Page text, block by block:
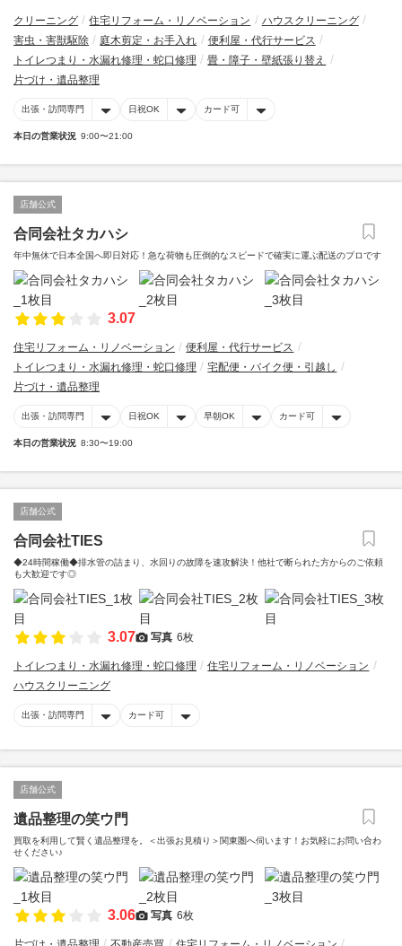
クリーニング 住宅リフォーム・リノベーション
ハウスクリーニング
害虫・害獣駆除
庭木剪定・お手入れ
便利屋・代行サービス
トイレつまり・水漏れ修理・蛇口修理
畳・障子・壁紙張り替え
片づけ・遺品整理
出張・訪問専門 日祝OK カード可
本日の営業状況 9:00〜21:00
店舗公式
合同会社タカハシ
年中無休で日本全国へ即日対応！急な荷物も圧倒的なスピードで確実に運ぶ配送のプロです
3.07
住宅リフォーム・リノベーション
便利屋・代行サービス
トイレつまり・水漏れ修理・蛇口修理
宅配便・バイク便・引越し
片づけ・遺品整理
出張・訪問専門 日祝OK 早朝OK カード可
本日の営業状況 8:30〜19:00
店舗公式
合同会社TIES
◆24時間稼働◆排水管の詰まり、水回りの故障を速攻解決！他社で断られた方からのご依頼
も大歓迎です◎
3.07 写真 6枚
トイレつまり・水漏れ修理・蛇口修理
住宅リフォーム・リノベーション
ハウスクリーニング
出張・訪問専門 カード可
店舗公式
遺品整理の笑ウ門
買取を利用して賢く遺品整理を。＜出張お見積り＞関東圏へ伺います！お気軽にお問い合わ
せください♪
3.06 写真 6枚